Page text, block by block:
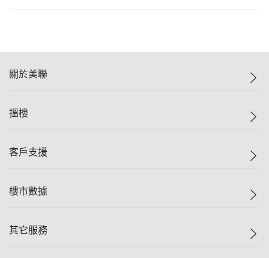
關於美聯
美聯集團
人才招募
搵樓
一手新盤
減價
美聯豪宅
獨家樓盤
客戶支援
自助放盤
查詢熱線
樓市數據
樓價指數
其它服務